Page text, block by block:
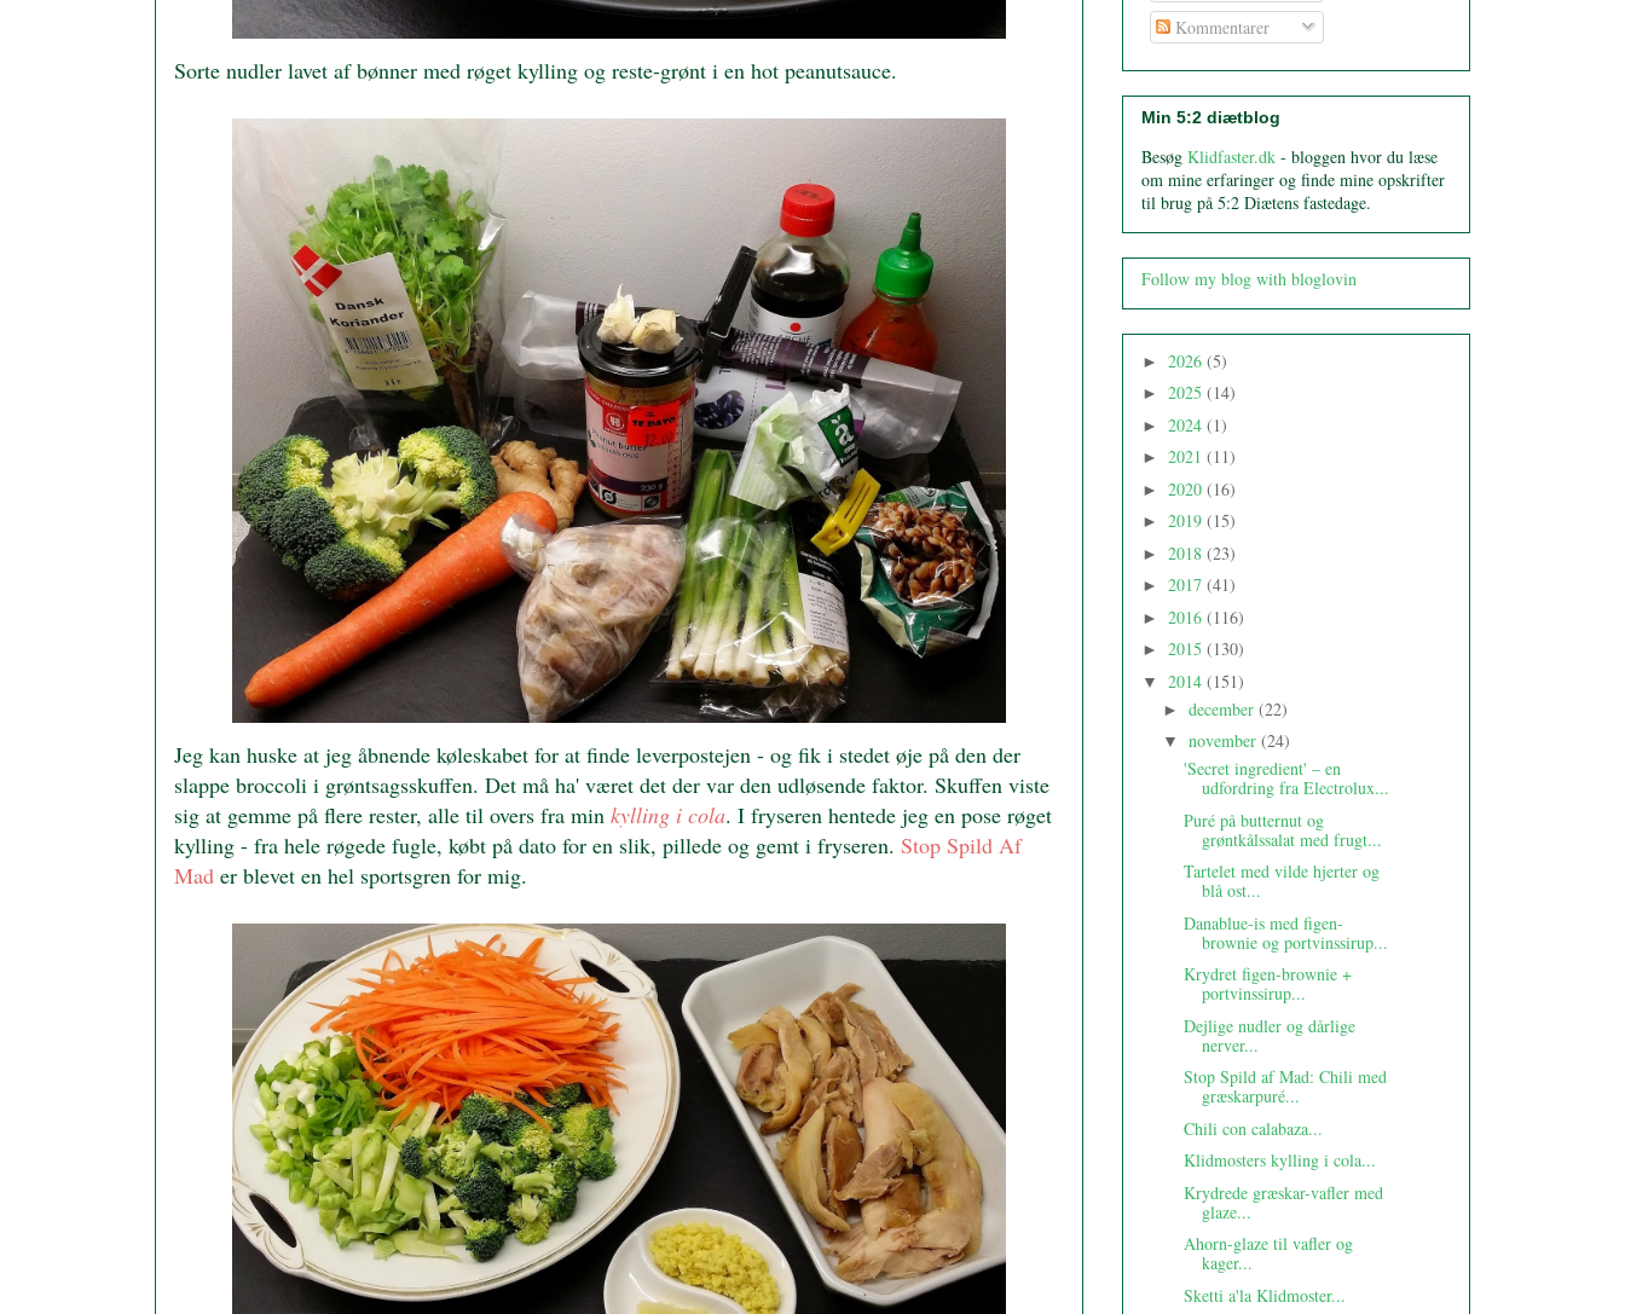
Sorte nudler lavet af bønner med røget kylling og reste-grønt i en hot peanutsauce.
Jeg kan huske at jeg åbnende køleskabet for at finde leverpostejen - og fik i stedet øje på den der
slappe broccoli i grøntsagsskuffen. Det må ha' været det der var den udløsende faktor. Skuffen viste
sig at gemme på flere rester, alle til overs fra min kylling i cola. I fryseren hentede jeg en pose røget
kylling - fra hele røgede fugle, købt på dato for en slik, pillede og gemt i fryseren. Stop Spild Af
Mad er blevet en hel sportsgren for mig.
Kommentarer
Min 5:2 diætblog
Besøg Klidfaster.dk - bloggen hvor du læse
om mine erfaringer og finde mine opskrifter
til brug på 5:2 Diætens fastedage.
Follow my blog with bloglovin
► 2026 (5)
► 2025 (14)
► 2024 (1)
► 2021 (11)
► 2020 (16)
► 2019 (15)
► 2018 (23)
► 2017 (41)
► 2016 (116)
► 2015 (130)
▼ 2014 (151)
► december (22)
▼ november (24)
'Secret ingredient' – en
udfordring fra Electrolux...
Puré på butternut og
grøntkålssalat med frugt...
Tartelet med vilde hjerter og
blå ost...
Danablue-is med figen-
brownie og portvinssirup...
Krydret figen-brownie +
portvinssirup...
Dejlige nudler og dårlige
nerver...
Stop Spild af Mad: Chili med
græskarpuré...
Chili con calabaza...
Klidmosters kylling i cola...
Krydrede græskar-vafler med
glaze...
Ahorn-glaze til vafler og
kager...
Sketti a'la Klidmoster...